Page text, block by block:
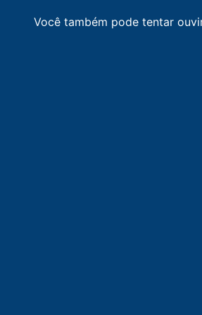
Você também pode tentar